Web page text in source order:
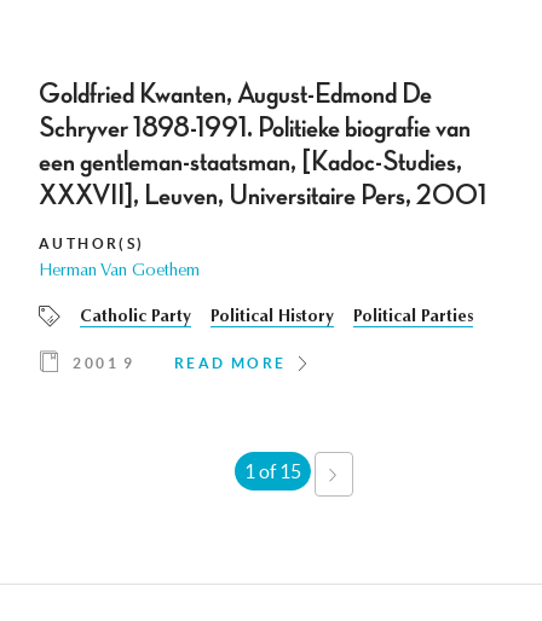
Goldfried Kwanten, August-Edmond De
Schryver 1898-1991. Politieke biografie van
een gentleman-staatsman, [Kadoc-Studies,
XXXVII], Leuven, Universitaire Pers, 2001
AUTHOR(S)
Herman Van Goethem
Catholic Party Political History Political Parties
2001 9 READ MORE
1 of 15